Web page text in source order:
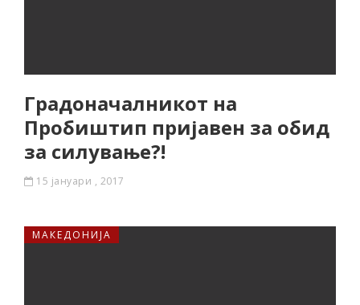
Градоначалникот на
Пробиштип пријавен за обид
за силување?!
15 јануари , 2017
МАКЕДОНИЈА